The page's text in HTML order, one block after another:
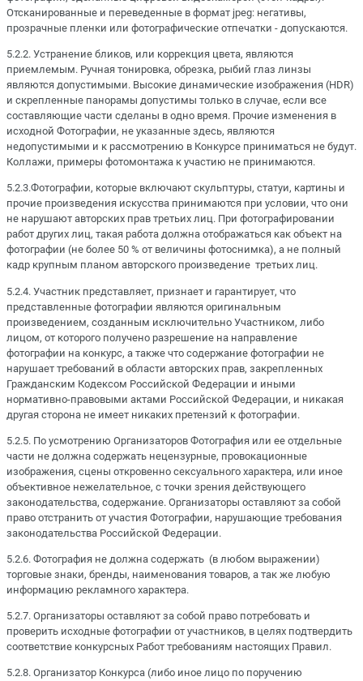
Отсканированные и переведенные в формат jpeg: негативы,
прозрачные пленки или фотографические отпечатки - допускаются.
5.2.2. Устранение бликов, или коррекция цвета, являются
приемлемым. Ручная тонировка, обрезка, рыбий глаз линзы
являются допустимыми. Высокие динамические изображения (HDR)
и скрепленные панорамы допустимы только в случае, если все
составляющие части сделаны в одно время. Прочие изменения в
исходной Фотографии, не указанные здесь, являются
недопустимыми и к рассмотрению в Конкурсе приниматься не будут.
Коллажи, примеры фотомонтажа к участию не принимаются.
5.2.3.Фотографии, которые включают скульптуры, статуи, картины и
прочие произведения искусства принимаются при условии, что они
не нарушают авторских прав третьих лиц. При фотографировании
работ других лиц, такая работа должна отображаться как объект на
фотографии (не более 50 % от величины фотоснимка), а не полный
кадр крупным планом авторского произведение третьих лиц.
5.2.4. Участник представляет, признает и гарантирует, что
представленные фотографии являются оригинальным
произведением, созданным исключительно Участником, либо
лицом, от которого получено разрешение на направление
фотографии на конкурс, а также что содержание фотографии не
нарушает требований в области авторских прав, закрепленных
Гражданским Кодексом Российской Федерации и иными
нормативно-правовыми актами Российской Федерации, и никакая
другая сторона не имеет никаких претензий к фотографии.
5.2.5. По усмотрению Организаторов Фотография или ее отдельные
части не должна содержать нецензурные, провокационные
изображения, сцены откровенно сексуального характера, или иное
объективное нежелательное, с точки зрения действующего
законодательства, содержание. Организаторы оставляют за собой
право отстранить от участия Фотографии, нарушающие требования
законодательства Российской Федерации.
5.2.6. Фотография не должна содержать (в любом выражении)
торговые знаки, бренды, наименования товаров, а так же любую
информацию рекламного характера.
5.2.7. Организаторы оставляют за собой право потребовать и
проверить исходные фотографии от участников, в целях подтвердить
соответствие конкурсных Работ требованиям настоящих Правил.
5.2.8. Организатор Конкурса (либо иное лицо по поручению